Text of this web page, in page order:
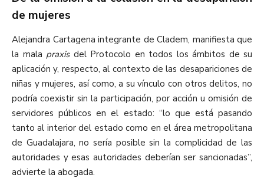
de mujeres
Alejandra Cartagena integrante de Cladem, manifiesta que
la mala praxisdel Protocolo en todos los ámbitos de su
aplicación y, respecto, al contexto de las desapariciones de
niñas y mujeres, así como, a su vínculo con otros delitos, no
podría coexistir sin la participación, por acción u omisión de
servidores públicos en el estado: “lo que está pasando
tanto al interior del estado como en el área metropolitana
de Guadalajara, no sería posible sin la complicidad de las
autoridades y esas autoridades deberían ser sancionadas”,
advierte la abogada.